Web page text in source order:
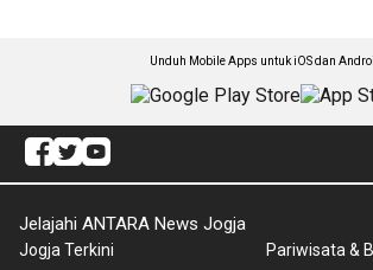
Unduh Mobile Apps untuk iOS dan
Jelajahi ANTARA News Jogja
Jogja Terkini
Pariwisata &